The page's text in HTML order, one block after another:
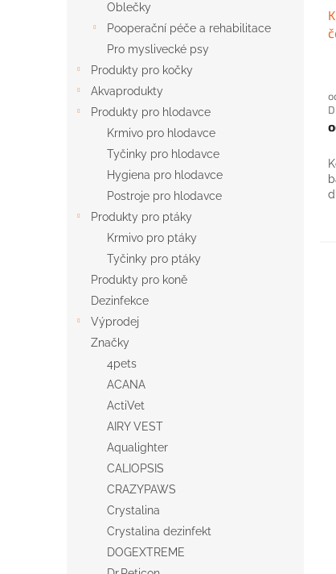
Oblečky
Pooperační péče a rehabilitace
Pro myslivecké psy
Produkty pro kočky
Akvaprodukty
Produkty pro hlodavce
Krmivo pro hlodavce
Tyčinky pro hlodavce
Hygiena pro hlodavce
Postroje pro hlodavce
Produkty pro ptáky
Krmivo pro ptáky
Tyčinky pro ptáky
Produkty pro koně
Dezinfekce
Výprodej
Značky
4pets
ACANA
ActiVet
AIRY VEST
Aqualighter
CALIOPSIS
CRAZYPAWS
Crystalina
Crystalina dezinfekt
DOGEXTREME